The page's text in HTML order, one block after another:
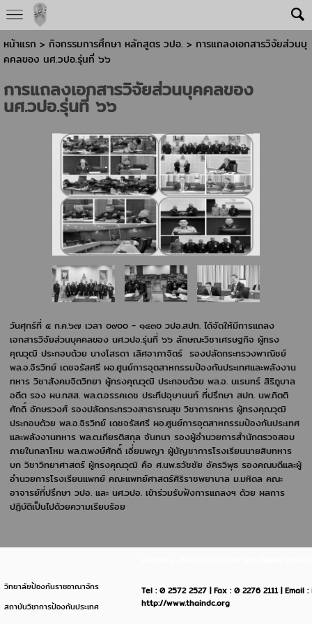
หน้าแรก > กิจกรรมการศึกษา หลักสูตร วปอ. > การแถลงเอกสารวิจัยส่วนบุ
คคลของ นศ.วปอ.รุ่นที่ ๖๖
การแถลงเอกสารวิจัยส่วนบุคคลของ
นศ.วปอ.รุ่นที่ ๖๖
วันศุกร์ที่ ๕ ก.ค.๖๗ เวลา ๐๙๐๐ - ๑๔๓๐ วปอ.สปท. ได้จัดให้มีการแถลง
เอกสารวิจัยส่วนบุคคลของ นศ.วปอ.รุ่นที่ ๖๖ ลักษณะวิชาเศรษฐกิจ ผู้ทรง
คุณวุฒิ ประกอบด้วย นางโสรดา เลิศอาภาจิตร์ รองปลัดกระทรวงพาณิชย์
พล.อ.จิรวิทย์ เดชจรัสศรี ผอ.ศูนย์การอุตสาหกรรมป้องกันประเทศและพลังงาน
ทหาร วิชาสังคมจิตวิทยา ผู้ทรงคุณวุฒิ ประกอบด้วย พล.อ. นเรนทร์ สิริภูบาล
อดีต รอง ผบ.ทสส. พล.ต.อรรคเดช ประทีปอุษานนท์ ที่ปรึกษา สปท. นพ.กิตติ
ศักดิ์ อักษรวงศ์ รองปลัดกระทรวงสาธารณสุข วิชาการทหาร ผู้ทรงคุณวุฒิ
ประกอบด้วย พล.อ.จิรวิทย์ เดชจรัสศรี ผอ.ศูนย์การอุตสาหกรรมป้องกันประเทศ
และพลังงานทหาร พล.ต.เกียรติสกุล จันทนา รองผู้อำนวยการสำนักตรวจสอบ
ภายในกลาโหม พล.ต.พงษ์ศักดิ์ เอี่ยมพญา ผู้บัญชาการโรงเรียนนายสิบทหาร
บก วิชาวิทยาศาสตร์ ผู้ทรงคุณวุฒิ คือ ศ.นพ.ธวัชชัย อัครวิพุธ รองคณบดีและผู้
อำนวยการโรงเรียนแพทย์ คณะแพทย์ศาสตร์ศิริราชพยาบาล ม.มหิดล คณะ
อาจารย์ที่ปรึกษา วปอ. และ นศ.วปอ. เข้าร่วมรับฟังการแถลงฯ ด้วย ผลการ
ปฏิบัติเป็นไปด้วยความเรียบร้อย
วิทยาลัยป้องกันราชอาณาจักร
สถาบันวิชาการป้องกันประเทศ
Tel : 0 2572 2527 | Fax : 0 2276 2111 |
http://www.thaindc.org